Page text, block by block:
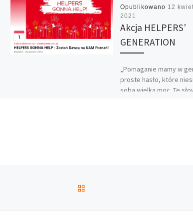
Opublikowano 12
2021
Akcja HELPERS’
GENERATION
„Pomaganie mamy w
proste hasło, które
sobą wielką moc. Te